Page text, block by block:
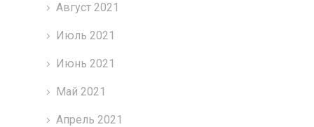
Август 2021
Июль 2021
Июнь 2021
Май 2021
Апрель 2021